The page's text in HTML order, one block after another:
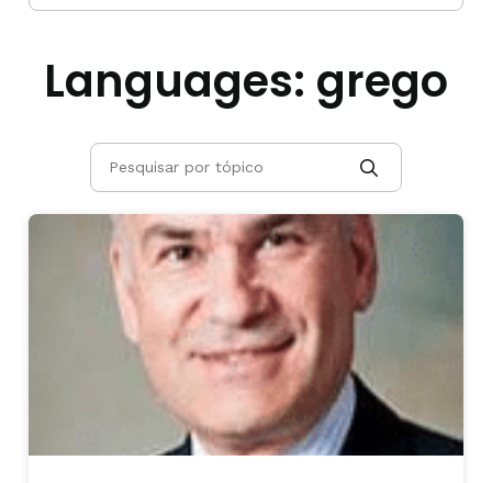
Languages: grego